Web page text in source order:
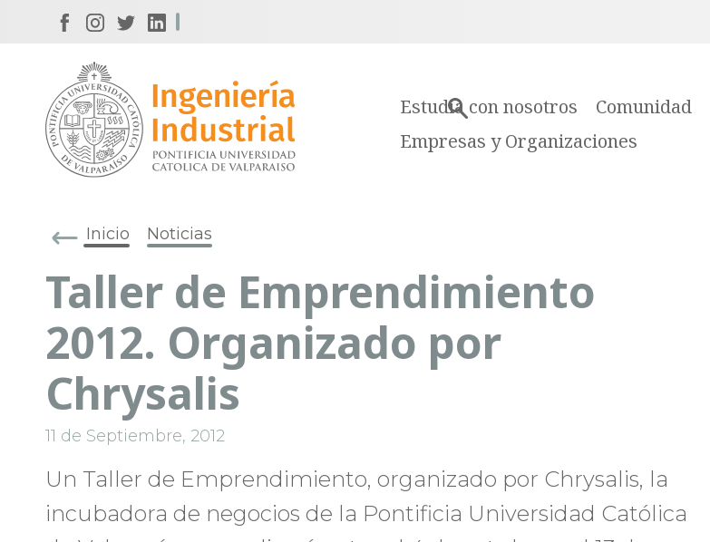
Estudia con nosotros Comunidad
Empresas y Organizaciones
Inicio Noticias
Taller de Emprendimiento
2012. Organizado por
Chrysalis
11 de Septiembre, 2012
Un Taller de Emprendimiento, organizado por Chrysalis, la
incubadora de negocios de la Pontificia Universidad Católica